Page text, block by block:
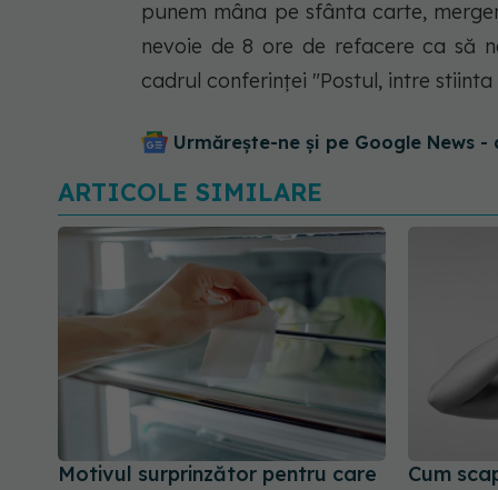
punem mâna pe sfânta carte,
nevoie de 8 ore de refacere ca să
cadrul conferinței "Postul, intre stiinta
Urmărește-ne și pe Google News -
ARTICOLE SIMILARE
Motivul surprinzător pentru care
Cum